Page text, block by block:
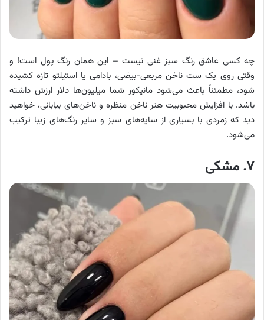
چه کسی عاشق رنگ سبز غنی نیست – این همان رنگ پول است! و
وقتی روی یک ست ناخن مربعی-بیضی، بادامی یا استیلتو تازه کشیده
شود، مطمئناً باعث می‌شود مانیکور شما میلیون‌ها دلار ارزش داشته
باشد. با افزایش محبوبیت هنر ناخن منظره و ناخن‌های بیابانی، خواهید
دید که زمردی با بسیاری از سایه‌های سبز و سایر رنگ‌های زیبا ترکیب
می‌شود.
۷. مشکی